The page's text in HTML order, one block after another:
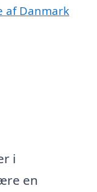
af Danmark
i
en